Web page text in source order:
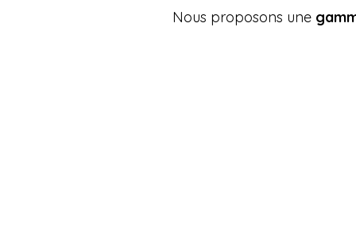
Nous proposons une